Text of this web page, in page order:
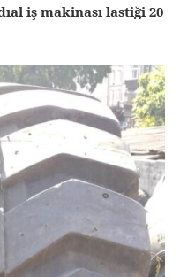
iş makinası lastiği 20